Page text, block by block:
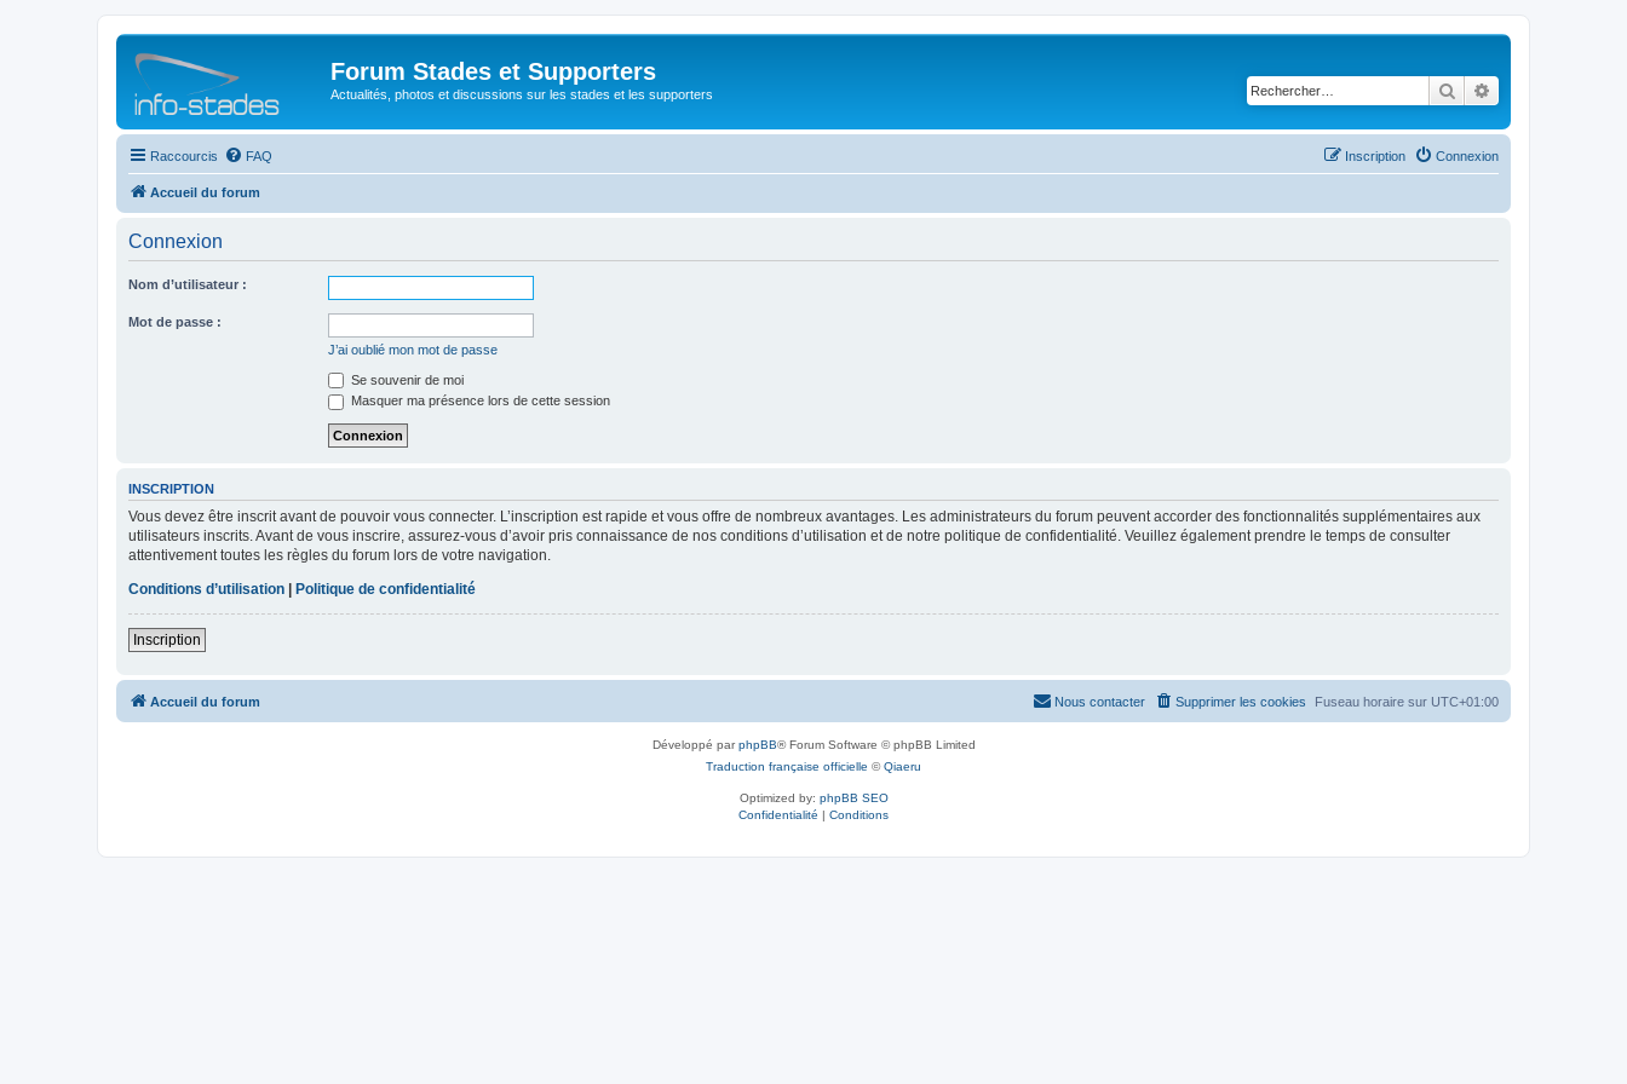
Forum Stades et Supporters
Actualités, photos et discussions sur les stades et les supporters Rechercher
Raccourcis FAQ Connexion
Inscription
Accueil du forum
Connexion
Nom d’utilisateur :
Mot de passe :
J’ai oublié mon mot de passe
Se souvenir de moi
Masquer ma présence lors de cette session
INSCRIPTION
Vous devez être inscrit avant de pouvoir vous connecter. L’inscription est rapide et vous offre de nombreux avantages. Les administrateurs du forum peuvent accorder des fonctionnalités supplémentaires aux
utilisateurs inscrits. Avant de vous inscrire, assurez-vous d’avoir pris connaissance de nos conditions d’utilisation et de notre politique de confidentialité. Veuillez également prendre le temps de consulter
attentivement toutes les règles du forum lors de votre navigation.
Conditions d’utilisation
Politique de confidentialité
Inscription
Accueil du forum Fuseau horaire sur UTC+01:00
Supprimer les cookies
Nous contacter
Développé parphpBB® Forum Software © phpBB Limited
Traduction française officielle ©Qiaeru
Optimized by: phpBB SEO
Confidentialité | Conditions